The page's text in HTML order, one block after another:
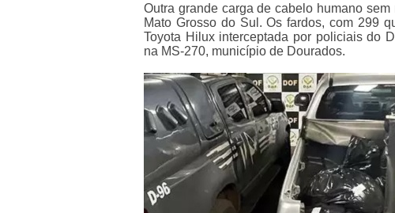
Outra grande carga de cabelo humano
Mato Grosso do Sul. Os fardos, com 299
Toyota Hilux interceptada por policiais do
na MS-270, município de Dourados.